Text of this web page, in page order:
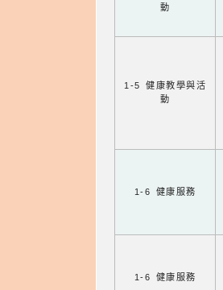
動
1-5 健康教學與活
動
1-6 健康服務
1-6 健康服務